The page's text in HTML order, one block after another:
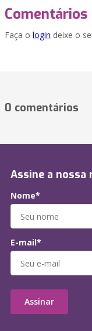
Comentários
Faça o login deixe o
0 comentários
Assine a
Nome*
E-mail*
Assinar